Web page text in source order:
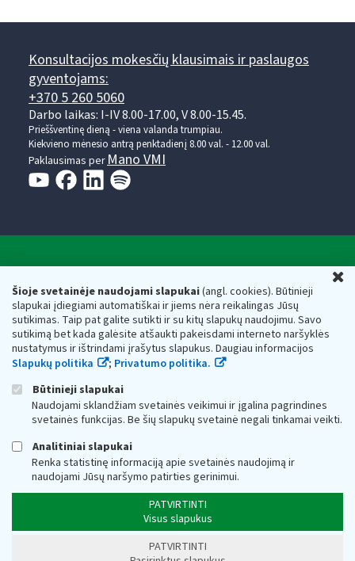
Šioje svetainėje naudojami slapukai(angl. cookies). Būtinieji
slapukai įdiegiami automatiškai ir jiems nėra reikalingas Jūsų
sutikimas. Taip pat galite sutikti ir su kitų slapukų naudojimu. Savo
sutikimą bet kada galėsite atšaukti pakeisdami interneto naršyklės
nustatymus ir ištrindami įrašytus slapukus. Daugiau informacijos
Slapukų politika
; Privatumo politika.
Būtinieji slapukai
Naudojami sklandžiam svetainės veikimui ir įgalina pagrindines
svetainės funkcijas. Be šių slapukų svetainė negali tinkamai veikti.
Analitiniai slapukai
Renka statistinę informaciją apie svetainės naudojimą ir
naudojami Jūsų naršymo patirties gerinimui.
PATVIRTINTI
Visus slapukus
PATVIRTINTI
Konsultacijos mokesčių klausimais ir paslaugos
gyventojams:
+370 5 260 5060
Darbo laikas: I-IV 8.00-17.00, V 8.00-15.45.
Prieššventinę dieną - viena valanda trumpiau.
Kiekvieno mėnesio antrą penktadienį 8.00 val. - 12.00 val.
Paklausimas per Mano VMI
Respublikos finansų ministerijos
Biudžetinė įstaiga. Juridinio asmens kodas — 188659752,
adresas: Vasario 16-osios g. 14, 01107 Vilnius, Lietuva, el.paštas:
vmi@vmi.lt, E. pristatymo dėžutės adresas 188659752
Duomenys apie Valstybinę mokesčių inspekciją prie Lietuvos
Respublikos finansų ministerijos kaupiami ir saugomi Juridinių